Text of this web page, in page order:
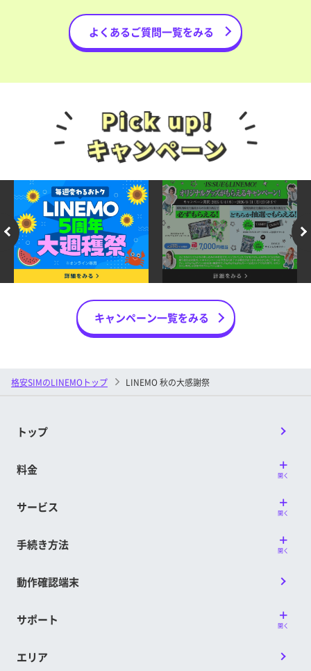
よくあるご質問一覧をみる
キャンペーン一覧をみる
格安SIMのLINEMOトップ LINEMO 秋の大感謝祭
トップ
料金 開く
サービス 開く
手続き方法 開く
動作確認端末
サポート 開く
エリア